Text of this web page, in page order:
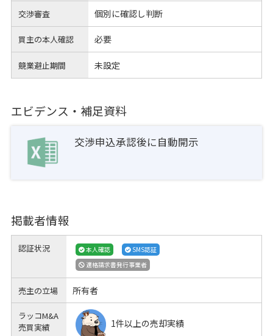
交渉審査 個別に確認し判断
買主の本人確認 必要
競業避止期間 未設定
エビデンス・補足資料
交渉申込承認後に自動開示
掲載者情報
認証状況 本人確認
SMS認証
適格請求書発行事業者
売主の立場 所有者
ラッコM&A
売買実績
1件以上の売却実績